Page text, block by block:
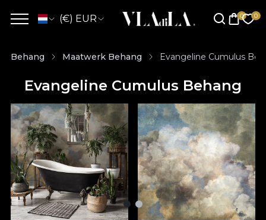
(€) EUR
Behang Maatwerk Behang Evangeline Cumulus
Evangeline Cumulus Behang